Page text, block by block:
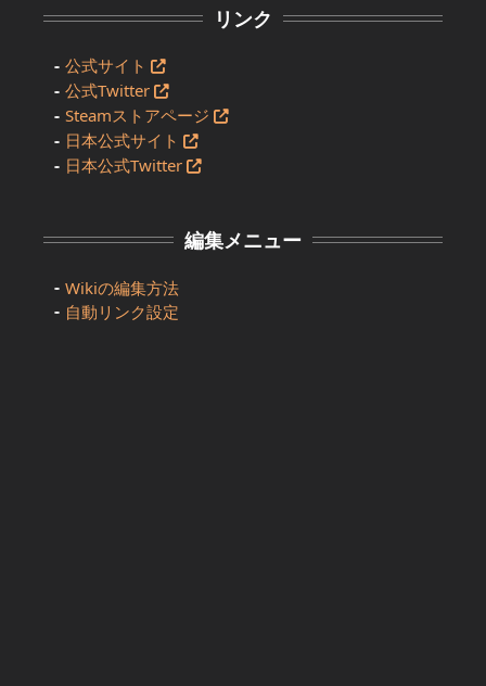
リンク
公式サイト
公式Twitter
Steamストアページ
日本公式サイト
日本公式Twitter
編集メニュー
Wikiの編集方法
自動リンク設定